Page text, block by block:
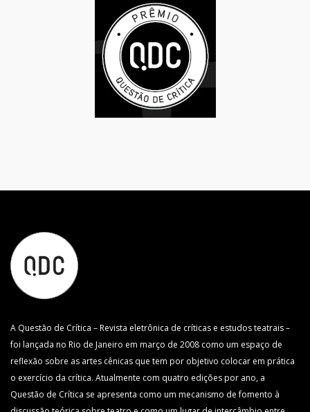
A Questão de Crítica – Revista eletrônica de críticas e estudos teatrais –
foi lançada no Rio de Janeiro em março de 2008 como um espaço de
reflexão sobre as artes cênicas que tem por objetivo colocar em prática
o exercício da crítica. Atualmente com quatro edições por ano, a
Questão de Crítica se apresenta como um mecanismo de fomento à